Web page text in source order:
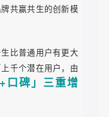
费市场品牌与用户的关系
淀提出的“BIG-C超级